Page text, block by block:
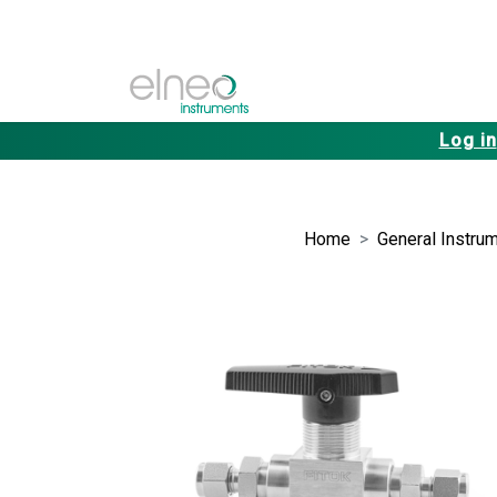
Log in
Home General